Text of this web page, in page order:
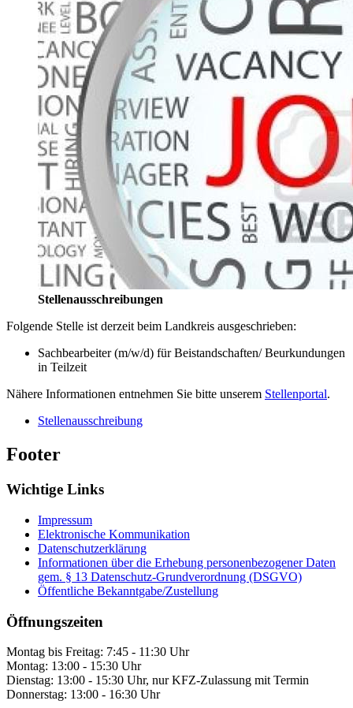
Stellenausschreibungen
Folgende Stelle ist derzeit beim Landkreis ausgeschrieben:
Sachbearbeiter (m/w/d) für Beistandschaften/ Beurkundungen
in Teilzeit
Nähere Informationen entnehmen Sie bitte unserem Stellenportal.
Stellenausschreibung
Footer
Wichtige Links
Impressum
Elektronische Kommunikation
Datenschutzerklärung
Informationen über die Erhebung personenbezogener Daten
gem. § 13 Datenschutz-Grundverordnung (DSGVO)
Öffentliche Bekanntgabe/Zustellung
Öffnungszeiten
Montag bis Freitag: 7:45 - 11:30 Uhr
Montag: 13:00 - 15:30 Uhr
Dienstag: 13:00 - 15:30 Uhr, nur KFZ-Zulassung mit Termin
Donnerstag: 13:00 - 16:30 Uhr